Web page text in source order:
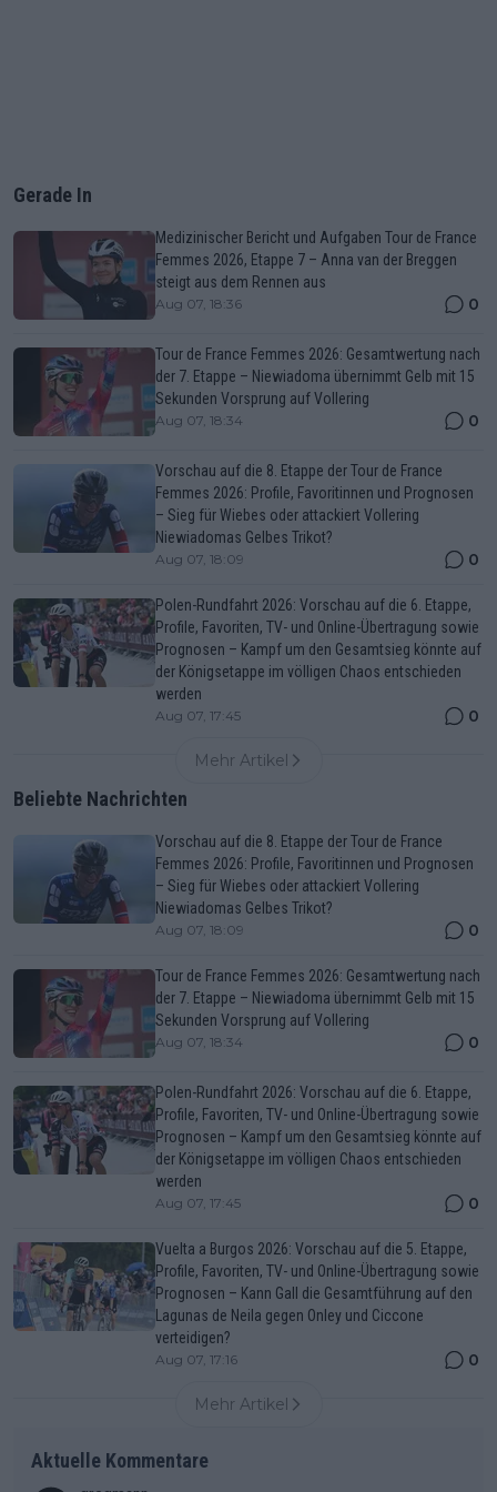
Gerade In
Medizinischer Bericht und Aufgaben Tour de France
Femmes 2026, Etappe 7 – Anna van der Breggen
steigt aus dem Rennen aus
Aug 07, 18:36 0
Tour de France Femmes 2026: Gesamtwertung nach
der 7. Etappe – Niewiadoma übernimmt Gelb mit 15
Sekunden Vorsprung auf Vollering
Aug 07, 18:34 0
Vorschau auf die 8. Etappe der Tour de France
Femmes 2026: Profile, Favoritinnen und Prognosen
– Sieg für Wiebes oder attackiert Vollering
Niewiadomas Gelbes Trikot?
Aug 07, 18:09 0
Polen-Rundfahrt 2026: Vorschau auf die 6. Etappe,
Profile, Favoriten, TV- und Online-Übertragung sowie
Prognosen – Kampf um den Gesamtsieg könnte auf
der Königsetappe im völligen Chaos entschieden
werden
Aug 07, 17:45 0
Mehr Artikel
Beliebte Nachrichten
Vorschau auf die 8. Etappe der Tour de France
Femmes 2026: Profile, Favoritinnen und Prognosen
– Sieg für Wiebes oder attackiert Vollering
Niewiadomas Gelbes Trikot?
Aug 07, 18:09 0
Tour de France Femmes 2026: Gesamtwertung nach
der 7. Etappe – Niewiadoma übernimmt Gelb mit 15
Sekunden Vorsprung auf Vollering
Aug 07, 18:34 0
Polen-Rundfahrt 2026: Vorschau auf die 6. Etappe,
Profile, Favoriten, TV- und Online-Übertragung sowie
Prognosen – Kampf um den Gesamtsieg könnte auf
der Königsetappe im völligen Chaos entschieden
werden
Aug 07, 17:45 0
Vuelta a Burgos 2026: Vorschau auf die 5. Etappe,
Profile, Favoriten, TV- und Online-Übertragung sowie
Prognosen – Kann Gall die Gesamtführung auf den
Lagunas de Neila gegen Onley und Ciccone
verteidigen?
Aug 07, 17:16 0
Mehr Artikel
Aktuelle Kommentare